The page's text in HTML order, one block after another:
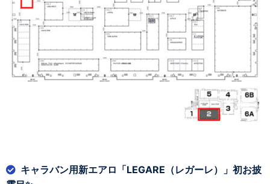
キャラバン用新エアロ「LEGARE（レガーレ）」初お披